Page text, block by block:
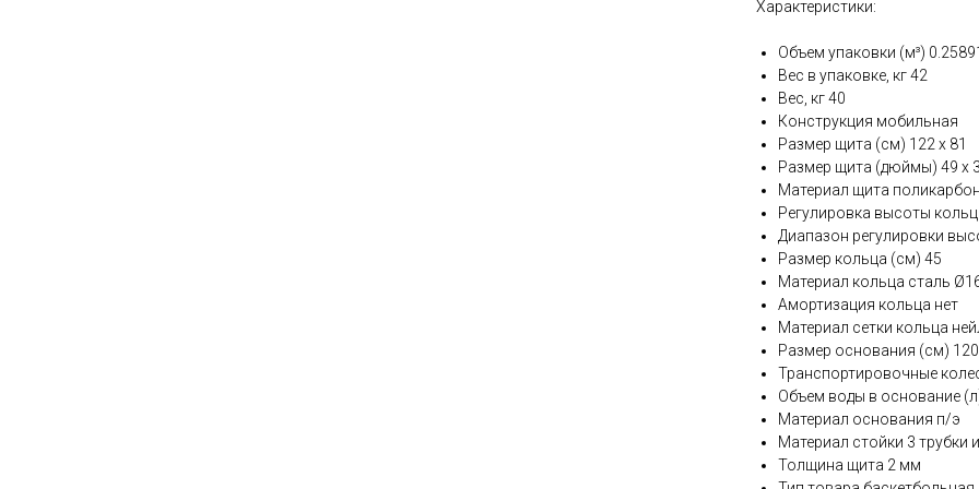
Характеристики:
Объем упаковки (м³)
Вес в упаковке, кг 42
Вес, кг 40
Конструкция мобильная
Размер щита (см) 122 х 81
Размер щита (дюймы) 49 х
Материал щита
Регулировка высоты
Диапазон регулировки
Размер кольца (см) 45
Материал кольца сталь
Амортизация кольца нет
Материал сетки кольца
Размер основания (см) 120
Транспортировочные
Объем воды в основание
Материал основания п/э
Материал стойки 3 трубки
Толщина щита 2 мм